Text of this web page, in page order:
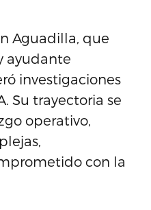
Aguadilla, que
ayudante
investigaciones
Su trayectoria se
operativo,
con la